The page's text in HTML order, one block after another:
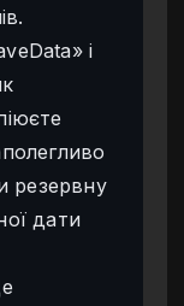
і
резервну
дати